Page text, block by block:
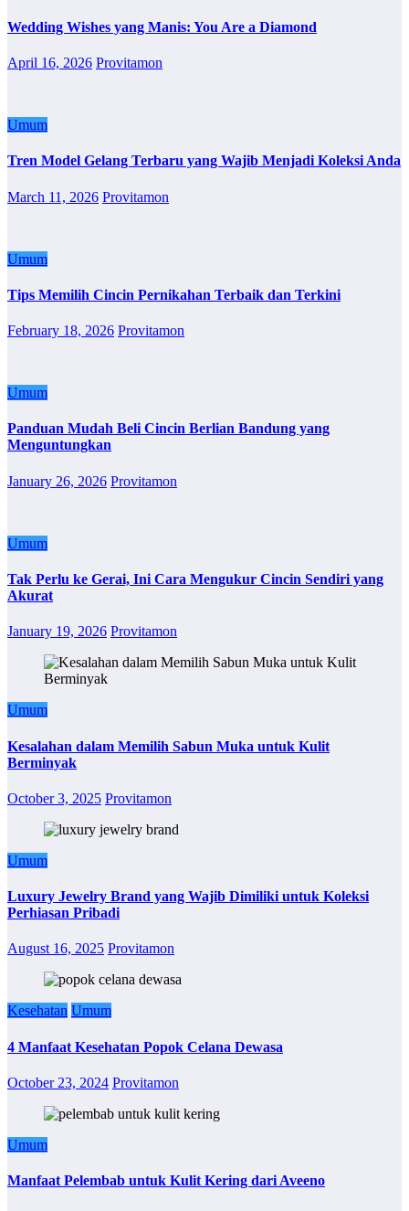
Wedding Wishes yang Manis: You Are a Diamond
April 16, 2026 Provitamon
Umum
Tren Model Gelang Terbaru yang Wajib Menjadi Koleksi Anda
March 11, 2026 Provitamon
Umum
Tips Memilih Cincin Pernikahan Terbaik dan Terkini
February 18, 2026 Provitamon
Umum
Panduan Mudah Beli Cincin Berlian Bandung yang
Menguntungkan
January 26, 2026 Provitamon
Umum
Tak Perlu ke Gerai, Ini Cara Mengukur Cincin Sendiri yang
Akurat
January 19, 2026 Provitamon
Umum
Kesalahan dalam Memilih Sabun Muka untuk Kulit
Berminyak
October 3, 2025 Provitamon
Umum
Luxury Jewelry Brand yang Wajib Dimiliki untuk Koleksi
Perhiasan Pribadi
August 16, 2025 Provitamon
Kesehatan Umum
4 Manfaat Kesehatan Popok Celana Dewasa
October 23, 2024 Provitamon
Umum
Manfaat Pelembab untuk Kulit Kering dari Aveeno